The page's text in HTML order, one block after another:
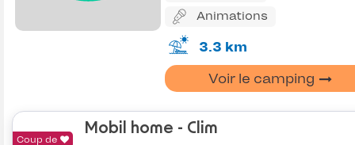
Animations
3.3 km
Voir le camping
Coup de
Mobil home - Clim